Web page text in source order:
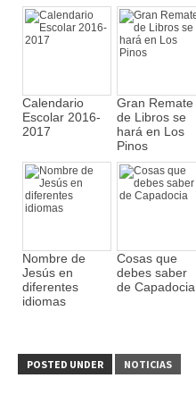
Calendario
Escolar 2016-
2017
Gran Remate
de Libros se
hará en Los
Pinos
Nombre de
Jesús en
diferentes
idiomas
Cosas que
debes saber
de Capadocia
POSTED UNDER NOTICIAS